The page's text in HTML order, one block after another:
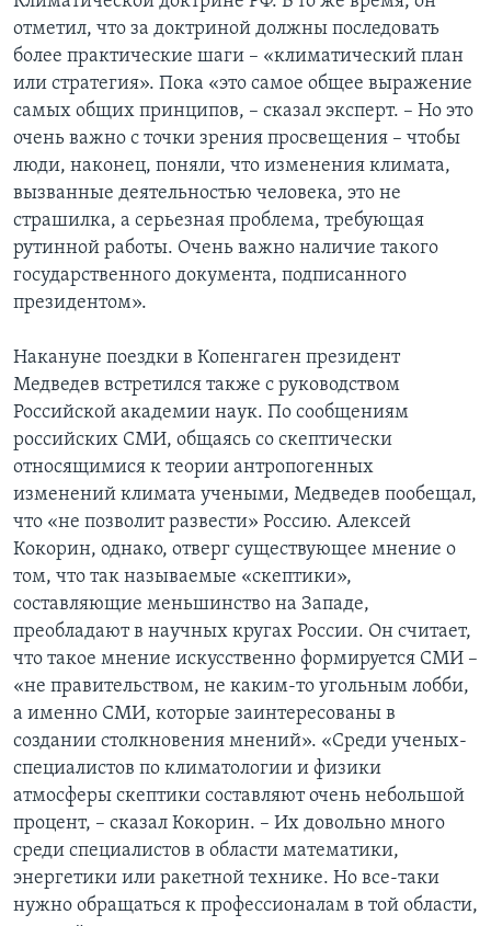
отметил, что за доктриной должны последовать
более практические шаги – «климатический план
или стратегия». Пока «это самое общее выражение
самых общих принципов, – сказал эксперт. – Но это
очень важно с точки зрения просвещения – чтобы
люди, наконец, поняли, что изменения климата,
вызванные деятельностью человека, это не
страшилка, а серьезная проблема, требующая
рутинной работы. Очень важно наличие такого
государственного документа, подписанного
президентом».
Накануне поездки в Копенгаген президент
Медведев встретился также с руководством
Российской академии наук. По сообщениям
российских СМИ, общаясь со скептически
относящимися к теории антропогенных
изменений климата учеными, Медведев пообещал,
что «не позволит развести» Россию. Алексей
Кокорин, однако, отверг существующее мнение о
том, что так называемые «скептики»,
составляющие меньшинство на Западе,
преобладают в научных кругах России. Он считает,
что такое мнение искусственно формируется СМИ –
«не правительством, не каким-то угольным лобби,
а именно СМИ, которые заинтересованы в
создании столкновения мнений». «Среди ученых-
специалистов по климатологии и физики
атмосферы скептики составляют очень небольшой
процент, – сказал Кокорин. – Их довольно много
среди специалистов в области математики,
энергетики или ракетной технике. Но все-таки
нужно обращаться к профессионалам в той области,